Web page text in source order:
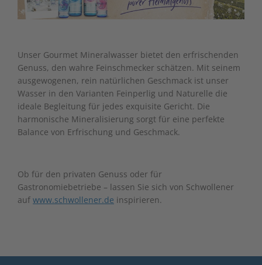
Unser Gourmet Mineralwasser bietet den erfrischenden
Genuss, den wahre Feinschmecker schätzen. Mit seinem
ausgewogenen, rein natürlichen Geschmack ist unser
Wasser in den Varianten Feinperlig und Naturelle die
ideale Begleitung für jedes exquisite Gericht. Die
harmonische Mineralisierung sorgt für eine perfekte
Balance von Erfrischung und Geschmack.
Ob für den privaten Genuss oder für
Gastronomiebetriebe – lassen Sie sich von Schwollener
auf www.schwollener.de inspirieren.